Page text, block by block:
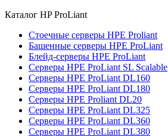
Каталог HP ProLiant
Стоечные серверы HPE Proliant
Башенные серверы HPE ProLiant
Блейд-серверы HPE ProLiant
Серверы HPE ProLiant SL Scalable
Серверы HPE ProLiant DL160
Серверы HPE ProLiant DL180
Серверы HPE Proliant DL20
Серверы HPE ProLiant DL325
Серверы HPE ProLiant DL360
Серверы HPE ProLiant DL380